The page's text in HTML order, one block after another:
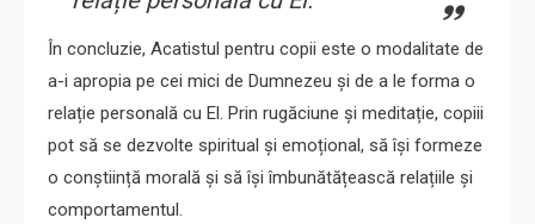
În concluzie, Acatistul pentru copii este o modalitate de
a-i apropia pe cei mici de Dumnezeu și de a le forma o
relație personală cu El. Prin rugăciune și meditație, copiii
pot să se dezvolte spiritual și emoțional, să își formeze
o conștiință morală și să își îmbunătățească relațiile și
comportamentul.